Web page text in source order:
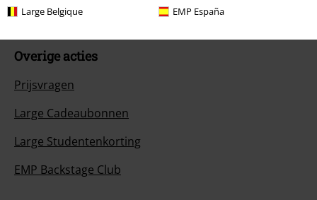
Large Belgique EMP España
Overige acties
Prijsvragen
Large Cadeaubonnen
Large Studentenkorting
EMP Backstage Club